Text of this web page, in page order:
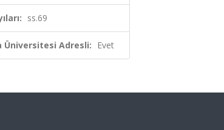
ss.69
Üniversitesi Adresli: Evet